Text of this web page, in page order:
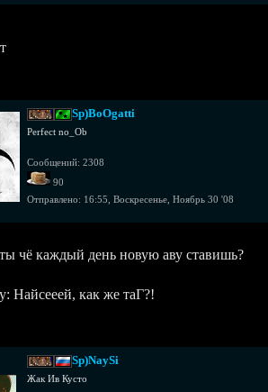
Sp)BoOgatti
Perfect no_Ob
Сообщений: 2308
90
Отправлено: 16:55, Воскресенье, Ноябрь 30 '08
чё каждый день новую аву ставишь?
Найсееей, как же таГ?!
Sp)NaySi
Жак Ив Кусто